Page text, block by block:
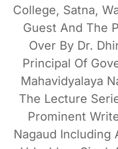
College, Satna,
Guest And The
Over By Dr.
Principal Of
Mahavidyalaya
The Lecture
Prominent
Nagaud Including